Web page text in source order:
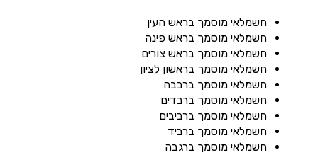
חשמלאי מוסמך בראש העין
חשמלאי מוסמך בראש פינה
חשמלאי מוסמך בראש צורים
חשמלאי מוסמך בראשון לציון
חשמלאי מוסמך ברבבה
חשמלאי מוסמך ברבדים
חשמלאי מוסמך ברביבים
חשמלאי מוסמך ברביד
חשמלאי מוסמך ברגבה